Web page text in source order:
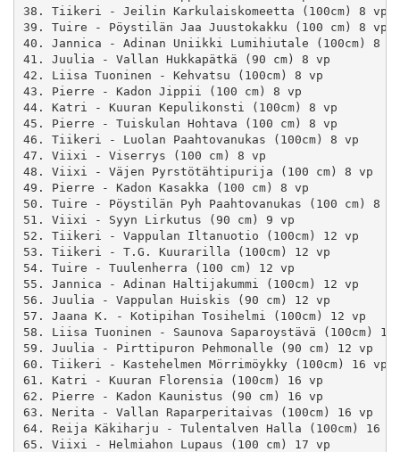
38. Tiikeri - Jeilin Karkulaiskomeetta (100cm) 8 vp
39. Tuire - Pöystilän Jaa Juustokakku (100 cm) 8 vp
40. Jannica - Adinan Uniikki Lumihiutale (100cm) 8
41. Juulia - Vallan Hukkapätkä (90 cm) 8 vp
42. Liisa Tuoninen - Kehvatsu (100cm) 8 vp
43. Pierre - Kadon Jippii (100 cm) 8 vp
44. Katri - Kuuran Kepulikonsti (100cm) 8 vp
45. Pierre - Tuiskulan Hohtava (100 cm) 8 vp
46. Tiikeri - Luolan Paahtovanukas (100cm) 8 vp
47. Viixi - Viserrys (100 cm) 8 vp
48. Viixi - Väjen Pyrstötähtipurija (100 cm) 8 vp
49. Pierre - Kadon Kasakka (100 cm) 8 vp
50. Tuire - Pöystilän Pyh Paahtovanukas (100 cm) 8
51. Viixi - Syyn Lirkutus (90 cm) 9 vp
52. Tiikeri - Vappulan Iltanuotio (100cm) 12 vp
53. Tiikeri - T.G. Kuurarilla (100cm) 12 vp
54. Tuire - Tuulenherra (100 cm) 12 vp
55. Jannica - Adinan Haltijakummi (100cm) 12 vp
56. Juulia - Vappulan Huiskis (90 cm) 12 vp
57. Jaana K. - Kotipihan Tosihelmi (100cm) 12 vp
58. Liisa Tuoninen - Saunova Saparoystävä (100cm) 12
59. Juulia - Pirttipuron Pehmonalle (90 cm) 12 vp
60. Tiikeri - Kastehelmen Mörrimöykky (100cm) 16 vp
61. Katri - Kuuran Florensia (100cm) 16 vp
62. Pierre - Kadon Kaunistus (90 cm) 16 vp
63. Nerita - Vallan Raparperitaivas (100cm) 16 vp
64. Reija Käkiharju - Tulentalven Halla (100cm) 16
65. Viixi - Helmiahon Lupaus (100 cm) 17 vp